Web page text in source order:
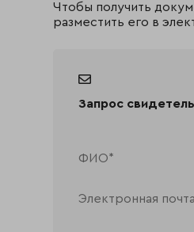
Чтобы получить
разместить его в
Запрос